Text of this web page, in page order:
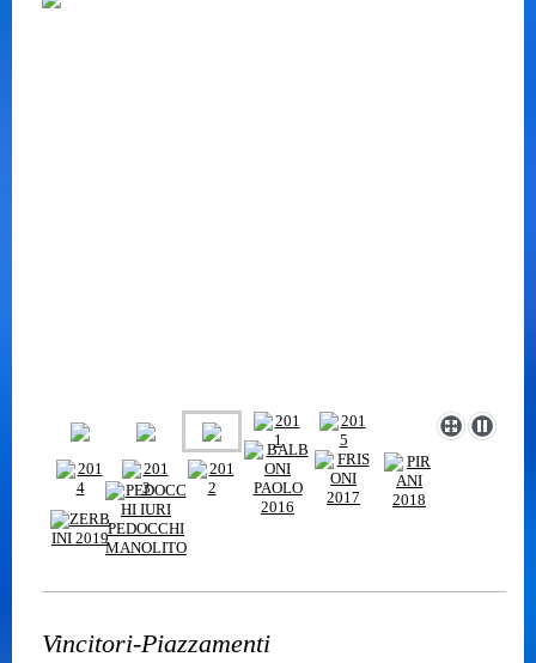
Vincitori-Piazzamenti